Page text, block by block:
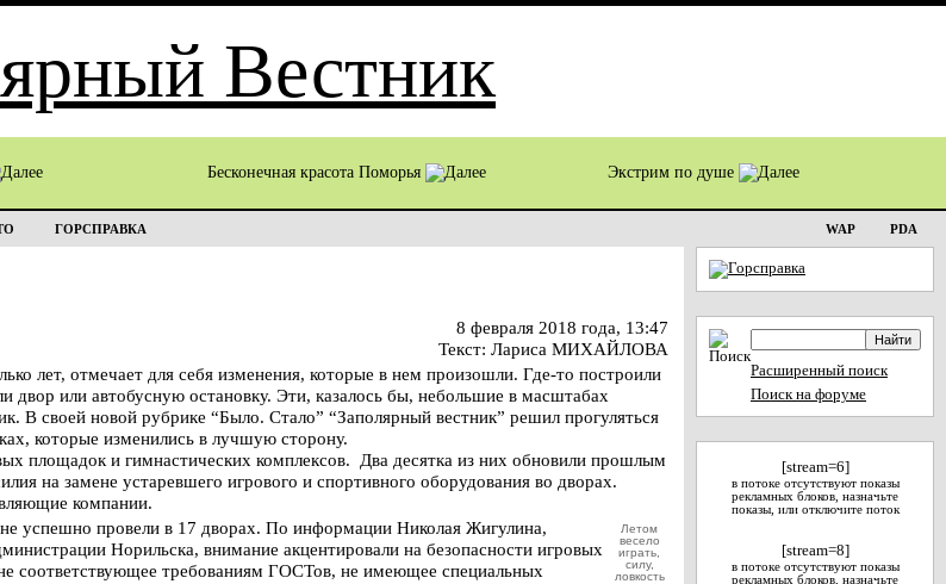
Бесконечная красота Поморья Экстрим по душе
ГОРСПРАВКА WAP PDA
8 февраля 2018 года, 13:47
Текст: Лариса МИХАЙЛОВА
лет, отмечает для себя изменения, которые в нем произошли. Где-то построили
двор или автобусную остановку. Эти, казалось бы, небольшие в масштабах
В своей новой рубрике “Было. Стало” “Заполярный вестник” решил прогуляться
которые изменились в лучшую сторону.
площадок и гимнастических комплексов. Два десятка из них обновили прошлым
на замене устаревшего игрового и спортивного оборудования во дворах.
компании.
успешно провели в 17 дворах. По информации Николая Жигулина,
Норильска, внимание акцентировали на безопасности игровых
соответствующее требованиям ГОСТов, не имеющее специальных
Летом
весело
играть,
силу,
ловкость
Расширенный поиск
Поиск на форуме
[stream=6]
в потоке отсутствуют показы
рекламных блоков, назначьте
показы, или отключите поток
[stream=8]
в потоке отсутствуют показы
рекламных блоков, назначьте